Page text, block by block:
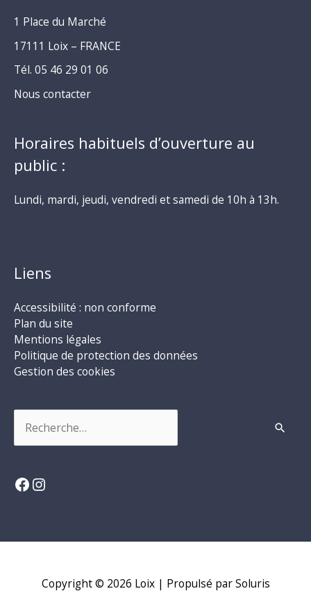
1 Place du Marché
17111 Loix – FRANCE
Tél. 05 46 29 01 06
Nous contacter
Horaires habituels d’ouverture au
public :
Lundi, mardi, jeudi, vendredi et samedi de 10h à 13h.
Liens
Accessibilité : non conforme
Plan du site
Mentions légales
Politique de protection des données
Gestion des cookies
Facebook
Instagram
Copyright © 2026 Loix| Propulsé par Soluris